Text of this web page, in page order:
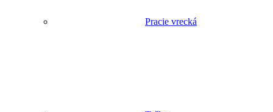
Pracie vrecká